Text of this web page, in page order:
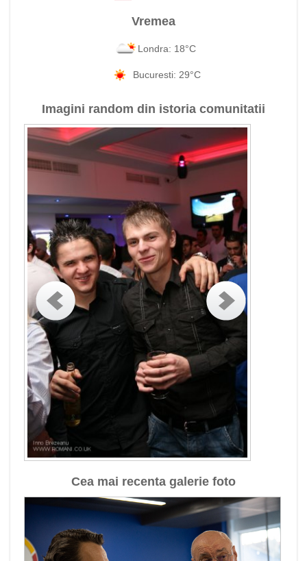
Vremea
Londra: 18°C
Bucuresti: 29°C
Imagini random din istoria comunitatii
Cea mai recenta galerie foto